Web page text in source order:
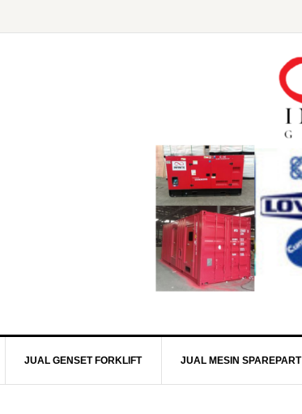
JUAL GENSET FORKLIFT JUAL MESIN SPAREPART